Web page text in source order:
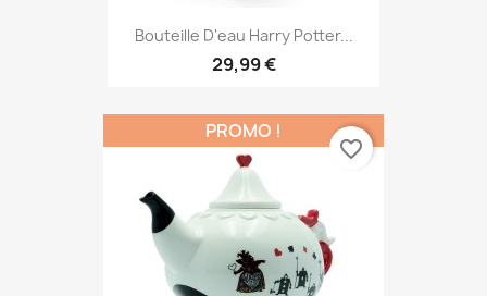
Bouteille D'eau Harry Potter...
29,99 €
PROMO !
favorite_border